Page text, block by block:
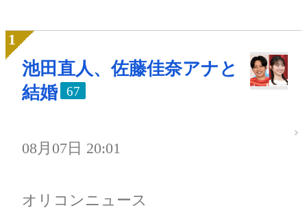
池田直人、佐藤佳奈アナと
結婚
67
08月07日 20:01
オリコンニュース